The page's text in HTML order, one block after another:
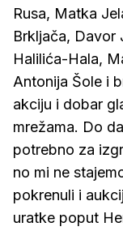
Rusa, Matka
Brkljača, Davor
Halilića-Hala,
Antonija Šole i
akciju i dobar
mrežama. Do
potrebno za
no mi ne
pokrenuli i
uratke poput